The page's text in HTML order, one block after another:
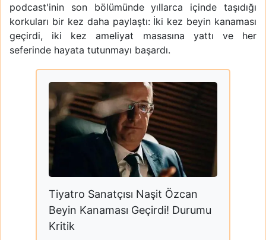
podcast'inin son bölümünde yıllarca içinde taşıdığı
korkuları bir kez daha paylaştı: İki kez beyin kanaması
geçirdi, iki kez ameliyat masasına yattı ve her
seferinde hayata tutunmayı başardı.
Tiyatro Sanatçısı Naşit Özcan
Beyin Kanaması Geçirdi! Durumu
Kritik